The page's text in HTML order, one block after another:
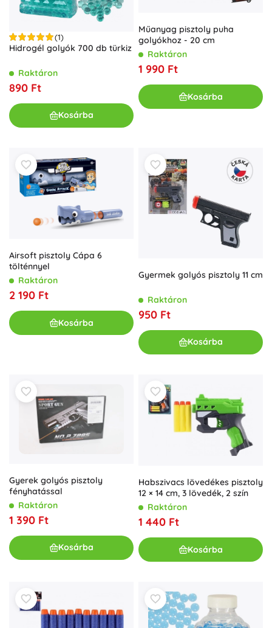
(1)
Hidrogél golyók 700 db türkiz
Raktáron
890 Ft
Kosárba
Műanyag pisztoly puha
golyókhoz - 20 cm
Raktáron
1 990 Ft
Kosárba
Airsoft pisztoly Cápa 6
tölténnyel
Raktáron
2 190 Ft
Kosárba
Gyermek golyós pisztoly 11 cm
Raktáron
950 Ft
Kosárba
Gyerek golyós pisztoly
fényhatással
Raktáron
1 390 Ft
Kosárba
Habszivacs lövedékes pisztoly
12 × 14 cm, 3 lövedék, 2 szín
Raktáron
1 440 Ft
Kosárba